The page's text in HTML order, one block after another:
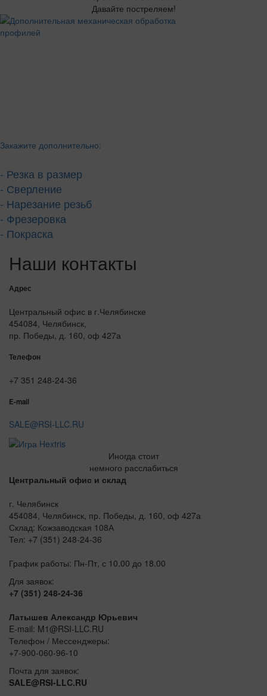
Давайте постреляем!
Закажите дополнительно:
- Резка в размер
- Сверление
- Нарезание резьб
- Фрезеровка
- Покраска
Наши контакты
Адрес
Центральный офис в г.Челябинске
454084, Челябинск,
пр. Победы, д. 160, оф 427а
Телефон
+7 351 248-24-36
E-mail
SALE@RSI-LLC.RU
Иногда стоит
немного расслабиться
Центральный офис и склад
г. Челябинск
454084, Челябинск, пр. Победы, д. 160, оф 427а
Склад: Кожзаводская 108А
Тел: +7 (351) 248-24-36
График работы: Пн-Пт, с 10.00 до 18.00
Для заявок:
+7 (351) 248-24-36
Латышев Александр Юрьевич
E-mail: M1@RSI-LLC.RU
Телефон / Мессенджеры:
+7-900-060-96-10
Почта для заявок:
SALE@RSI-LLC.RU